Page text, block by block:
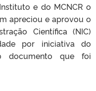
e do MCNCR o
apreciou e aprovou o
Científica (NIC)
por iniciativa do
documento que foi